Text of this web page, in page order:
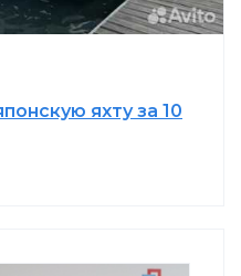
яхту за 10